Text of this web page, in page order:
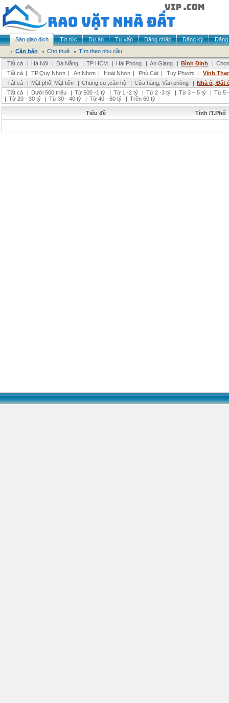
Sàn giao dịch Tin tức Dự án Tư vấn Đăng nhập Đăng ký
Đăng
Cần bán
Cho thuê
Tìm theo nhu cầu
Tất cả
| Hà Nội | Đà Nẵng | TP HCM | Hải Phòng | An Giang | Bình Định |
Tất cả | TP.Quy Nhơn | An Nhơn | Hoài Nhơn | Phù Cát | Tuy Phước |
Vĩnh
Tất cả
| Mặt phố, Mặt tiền | Chung cư ,căn hộ | Cửa hàng, Văn phòng | Nhà ở, Đất
Tất cả
| Dưới 500 triệu | Từ 500 -1 tỷ | Từ 1 -2 tỷ | Từ 2 -3 tỷ | Từ 3 – 5 tỷ | Từ 5
| Từ 20 - 30 tỷ | Từ 30 - 40 tỷ | Từ 40 - 60 tỷ | Trên 60 tỷ
Tiêu đề Tỉnh /T.Phố